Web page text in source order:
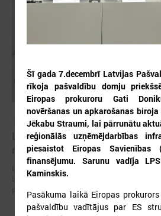
2026. gada 30. jūlijs
Latvijas Pašvaldību
ministrijas sarunas
Latvijas Pašvaldību savienība aicina
Latvijas Pašvaldību savienības sarunās,
plkst. 14:30 LPS 4. stāva zālē (Mazā Pils
Šī gada 7.decembrī Latvijas
rīkoja pašvaldību domju
Eiropas prokuroru Gati
novēršanas un apkarošanas
Jēkabu Straumi, lai pārrunātu
reģionālās uzņēmējdarbības
piesaistot Eiropas Savienības
finansējumu. Sarunu vadīja
Kaminskis.
Pasākuma laikā Eiropas
pašvaldību vadītājus par ES